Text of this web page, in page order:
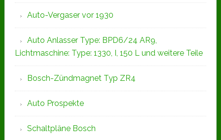
Auto-Vergaser vor 1930
Auto Anlasser Type: BPD6/24 AR9,
Lichtmaschine: Type: 1330, I, 150 L und weitere Teile
Bosch-Zündmagnet Typ ZR4
Auto Prospekte
Schaltpläne Bosch